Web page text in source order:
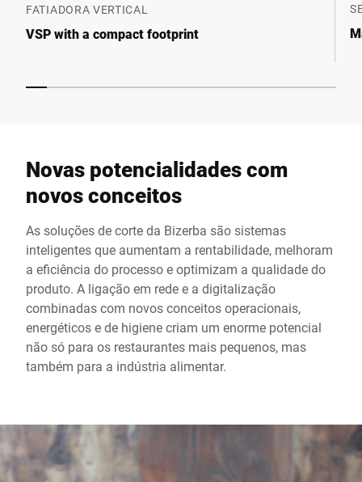
FATIADORA VERTICAL
VSP with a compact footprint
Novas potencialidades com
novos conceitos
As soluções de corte da Bizerba são sistemas
inteligentes que aumentam a rentabilidade, melhoram
a eficiência do processo e optimizam a qualidade do
produto. A ligação em rede e a digitalização
combinadas com novos conceitos operacionais,
energéticos e de higiene criam um enorme potencial
não só para os restaurantes mais pequenos, mas
também para a indústria alimentar.